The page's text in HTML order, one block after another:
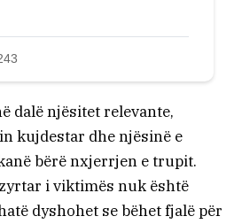
dalë njësitet relevante,
kujdestar dhe njësinë e
bërë nxjerrjen e trupit.
i viktimës nuk është
dyshohet se bëhet fjalë për